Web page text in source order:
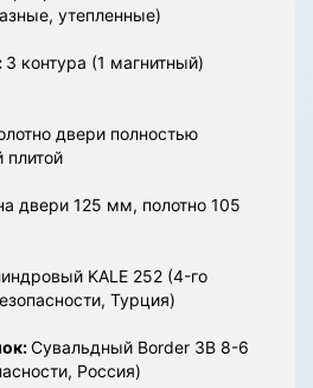
утепленные)
3 контура (1 магнитный)
двери полностью
плитой
двери 125 мм, полотно 105
KALE 252 (4-го
Турция)
Сувальдный Border ЗВ 8-6
Россия)